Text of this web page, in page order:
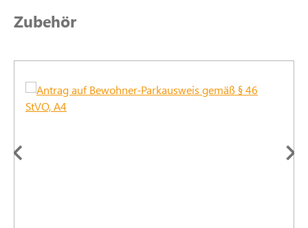
Produktgalerie überspringen
Zubehör